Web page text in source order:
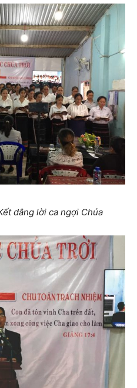
dâng lời ca ngợi Chúa